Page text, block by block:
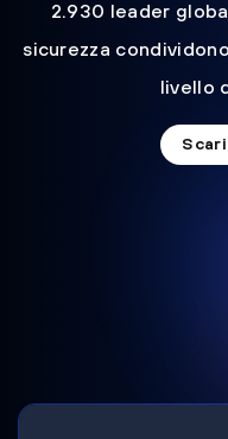
2.930 leader
sicurezza
livello